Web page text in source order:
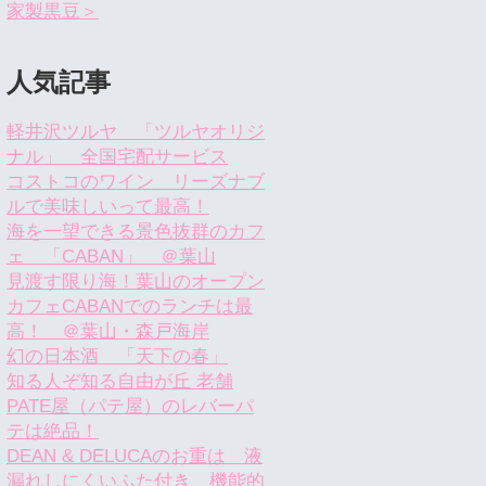
家製黒豆＞
人気記事
軽井沢ツルヤ 「ツルヤオリジ
ナル」 全国宅配サービス
コストコのワイン リーズナブ
ルで美味しいって最高！
海を一望できる景色抜群のカフ
ェ 「CABAN」 ＠葉山
見渡す限り海！葉山のオープン
カフェCABANでのランチは最
高！ ＠葉山・森戸海岸
幻の日本酒 「天下の春」
知る人ぞ知る自由が丘 老舗
PATE屋（パテ屋）のレバーパ
テは絶品！
DEAN & DELUCAのお重は 液
漏れしにくいふた付き 機能的